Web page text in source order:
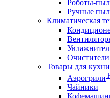
Роботы-
Ручные
Климатическая
Очистители
Товары для кухни
Аэрогрили
Чайники